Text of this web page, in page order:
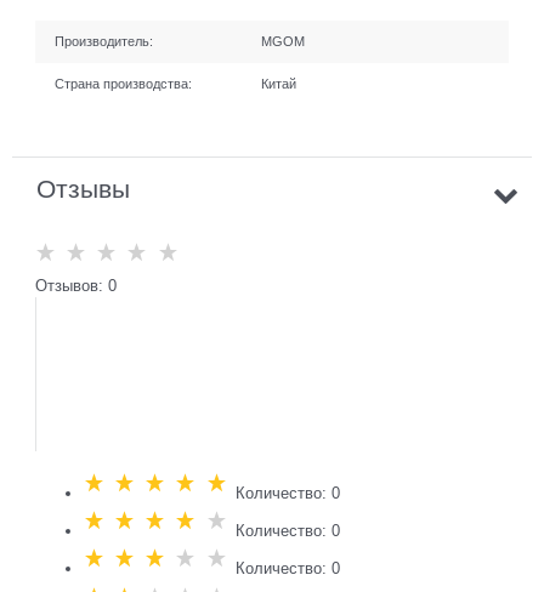
Производитель: MGOM
Страна производства: Китай
Отзывы
Отзывов: 0
Количество: 0
Количество: 0
Количество: 0